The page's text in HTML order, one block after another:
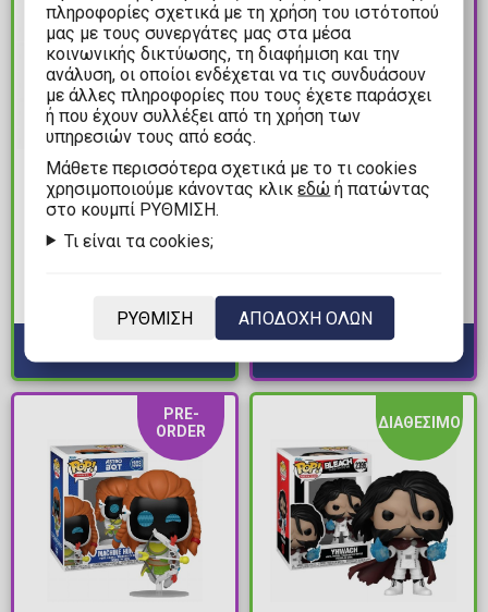
15,90€
Φιγούρα Funko POP!
Star Wars: The
26,90€
29,90€
Supersized
PRE-
ORDER
ΔΙΑΘΕΣΙΜΟ
πληροφορίες σχετικά με τη χρήση του ιστότοπού
μας με τους συνεργάτες μας στα μέσα
κοινωνικής δικτύωσης, τη διαφήμιση και την
ανάλυση, οι οποίοι ενδέχεται να τις συνδυάσουν
με άλλες πληροφορίες που τους έχετε παράσχει
ή που έχουν συλλέξει από τη χρήση των
υπηρεσιών τους από εσάς.
Mάθετε περισσότερα σχετικά με το τι cookies
χρησιμοποιούμε κάνοντας κλικεδώ ή πατώντας
στο κουμπί ΡΥΘΜΙΣΗ.
Τι είναι τα cookies;
ΡΥΘΜΙΣΗ ΑΠΟΔΟΧΗ ΟΛΩΝ